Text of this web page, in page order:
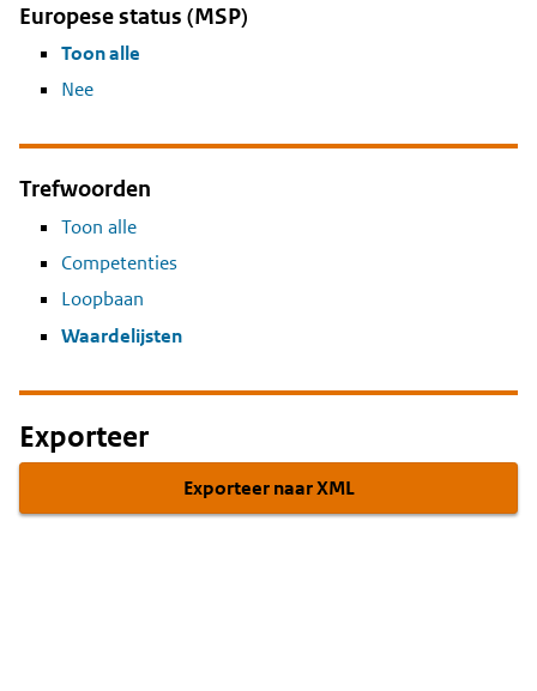
Europese status (MSP)
Toon alle
Nee
Trefwoorden
Toon alle
Competenties
Loopbaan
Waardelijsten
Exporteer
Exporteer naar XML